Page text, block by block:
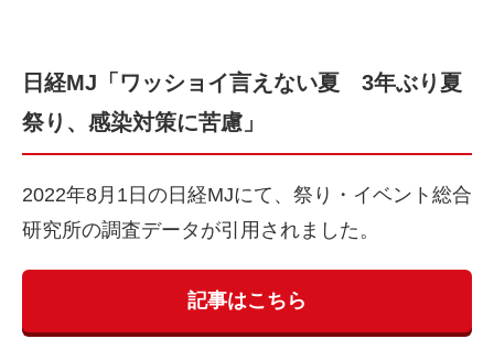
日経MJ「ワッショイ言えない夏 3年ぶり夏
祭り、感染対策に苦慮」
2022年8月1日の日経MJにて、祭り・イベント総合
研究所の調査データが引用されました。
記事はこちら